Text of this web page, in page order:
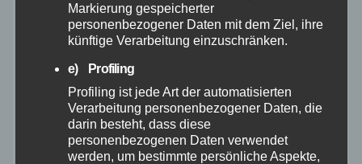
September 2025
August 2025
Juli 2025
Juni 2025
Markierung gespeicherter
personenbezogener Daten mit dem Ziel, ihre
künftige Verarbeitung einzuschränken.
e) Profiling
Profiling ist jede Art der automatisierten
Verarbeitung personenbezogener Daten, die
darin besteht, dass diese
personenbezogenen Daten verwendet
werden, um bestimmte persönliche Aspekte,